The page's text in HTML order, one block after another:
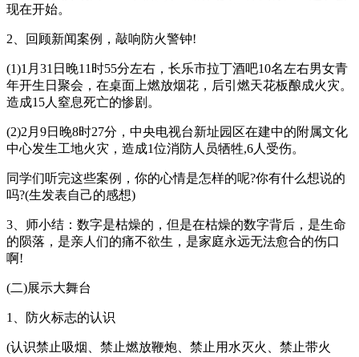
现在开始。
2、回顾新闻案例，敲响防火警钟!
(1)1月31日晚11时55分左右，长乐市拉丁酒吧10名左右男女青
年开生日聚会，在桌面上燃放烟花，后引燃天花板酿成火灾。
造成15人窒息死亡的惨剧。
(2)2月9日晚8时27分，中央电视台新址园区在建中的附属文化
中心发生工地火灾，造成1位消防人员牺牲,6人受伤。
同学们听完这些案例，你的心情是怎样的呢?你有什么想说的
吗?(生发表自己的感想)
3、师小结：数字是枯燥的，但是在枯燥的数字背后，是生命
的陨落，是亲人们的痛不欲生，是家庭永远无法愈合的伤口
啊!
(二)展示大舞台
1、防火标志的认识
(认识禁止吸烟、禁止燃放鞭炮、禁止用水灭火、禁止带火